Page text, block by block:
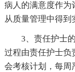
病人的满意度作为
从质量管理中得到
3、责任护士的
过程由责任护士负
会考核计划，每周